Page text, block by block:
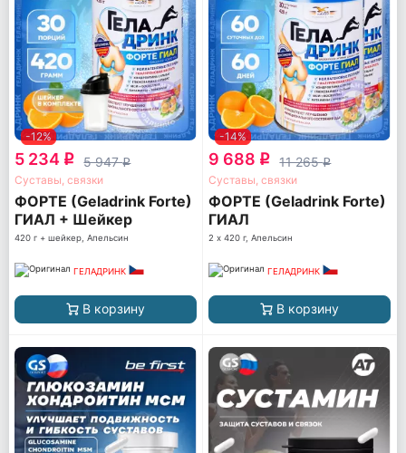
-12%
5 234 q 5 947q
Суставы, связки
ФОРТЕ (Geladrink Forte)
ГИАЛ + Шейкер
420 г + шейкер, Апельсин
ГЕЛАДРИНК
В корзину
-14%
9 688 q 11 265q
Суставы, связки
ФОРТЕ (Geladrink Forte)
ГИАЛ
2 х 420 г, Апельсин
ГЕЛАДРИНК
В корзину